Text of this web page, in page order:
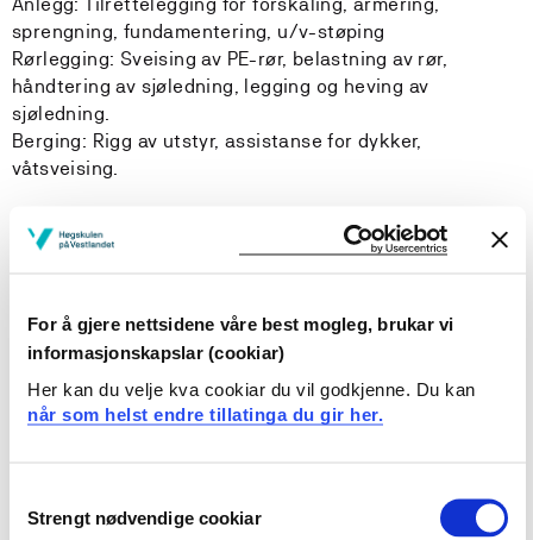
For å gjere nettsidene våre best mogleg, brukar vi
informasjonskapslar (cookiar)
Her kan du velje kva cookiar du vil godkjenne. Du kan
når som helst endre tillatinga du gir her.
Selection
Strengt nødvendige cookiar
sprengning, fundamentering, u/v-støping
Rørlegging: Sveising av PE-rør, belastning av rør,
håndtering av sjøledning, legging og heving av
sjøledning.
Berging: Rigg av utstyr, assistanse for dykker,
våtsveising.
Bestått utdanning tilfredsstiller arbeidstilsynets krav til
grunnleggende fagopplæring.
Læringsutbytte
Etter å ha bestått dette emnet skal kandidaten:
kunnskaper om hva årlig kontroll av slikt utstyr